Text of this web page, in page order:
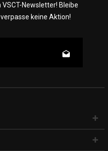
Newsletter! Bleibe
keine Aktion!